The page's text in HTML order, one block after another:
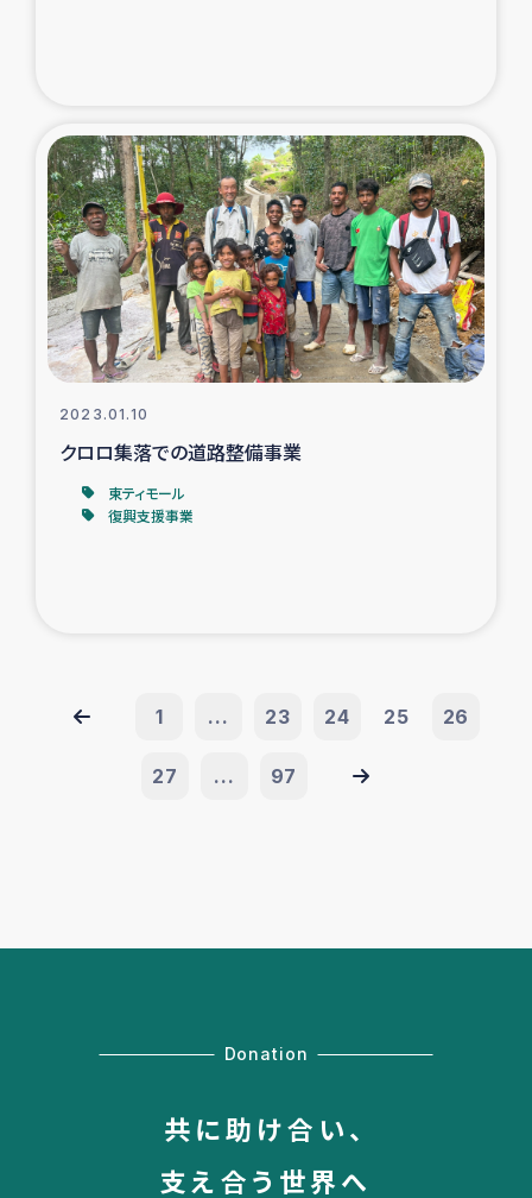
2023.01.10
クロロ集落での道路整備事業
東ティモール
復興支援事業
1 ... 23 24 25 26
27 ... 97
Donation
共に助け合い、
支え合う世界へ